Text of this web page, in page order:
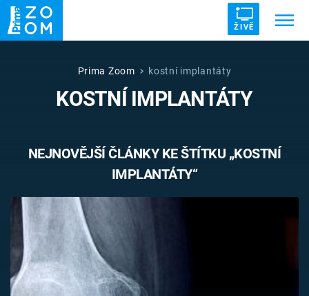
ŽIVĚ
ZRÁDCI UFO DRUHÁ SVĚTOVÁ VÁLKA
VETŘELCI DÁVNOVĚKU
Témata
Pořady
TV Program
Prima Zoom kostní implantáty
KOSTNÍ IMPLANTÁTY
NEJNOVĚJŠÍ ČLÁNKY KE ŠTÍTKU „KOSTNÍ
IMPLANTÁTY“